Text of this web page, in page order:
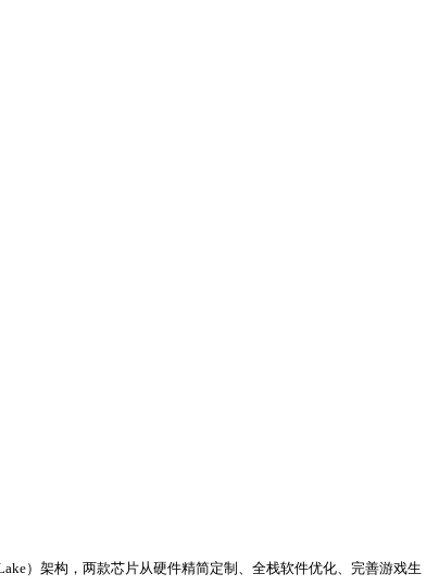
）架构，两款芯片从硬件精简定制、全栈软件优化、完善游戏生